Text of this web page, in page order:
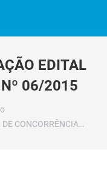
EDITAL
Nº 06/2015
CONCORRÊNCIA…